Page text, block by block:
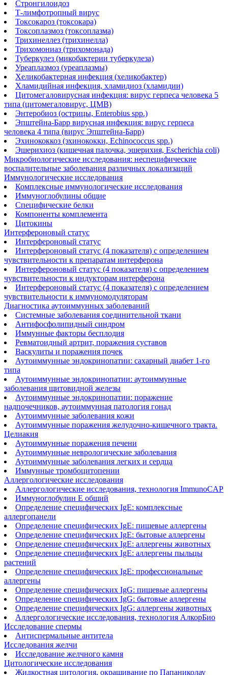
Стронгилоидоз
Т-лимфотропный вирус
Токсокароз (токсокара)
Токсоплазмоз (токсоплазма)
Трихинеллез (трихинелла)
Трихомониаз (трихомонада)
Туберкулез (микобактерии туберкулеза)
Уреаплазмоз (уреаплазмы)
Хеликобактерная инфекция (хеликобактер)
Хламидийная инфекция, хламидиоз (хламидии)
Цитомегаловирусная инфекция: вирус герпеса человека 5
типа (цитомегаловирус, ЦМВ)
Энтеробиоз (острицы, Enterobius spp.)
Эпштейна-Барр вирусная инфекция: вирус герпеса
человека 4 типа (вирус Эпштейна-Барр)
Эхинококкоз (эхинококки, Echinococcus spp.)
Эшерихиоз (кишечная палочка, эшерихия, Escherichia coli)
Микробиологические исследования: неспецифические
воспалительные заболевания различных локализаций
Иммунологические исследования
Комплексные иммунологические исследования
Иммуноглобулины общие
Специфические белки
Компоненты комплемента
Цитокины
Интерфероновый статус
Интерфероновый статус
Интерфероновый статус (4 показателя) с определением
чувствительности к препаратам интерферона
Интерфероновый статус (4 показателя) с определением
чувствительности к индукторам интерферона
Интерфероновый статус (4 показателя) с определением
чувствительности к иммуномодуляторам
Диагностика аутоиммунных заболеваний
Системные заболевания соединительной ткани
Антифосфолипидный синдром
Иммунные факторы бесплодия
Ревматоидный артрит, поражения суставов
Васкулиты и поражения почек
Аутоиммунные эндокринопатии: сахарный диабет 1-го
типа
Аутоиммунные эндокринопатии: аутоиммунные
заболевания щитовидной железы
Аутоиммунные эндокринопатии: поражение
надпочечников, аутоиммунная патология гонад
Аутоиммунные заболевания кожи
Аутоиммунные поражения желудочно-кишечного тракта.
Целиакия
Аутоиммунные поражения печени
Аутоиммунные неврологические заболевания
Аутоиммунные заболевания легких и сердца
Иммунные тромбоцитопении
Аллергологические исследования
Аллергологические исследования, технология ImmunoCAP
Иммуноглобулин Е общий
Определение специфических IgE: комплексные
аллергопанели
Определение специфических IgE: пищевые аллергены
Определение специфических IgE: бытовые аллергены
Определение специфических IgE: аллергены животных
Определение специфических IgE: аллергены пыльцы
растений
Определение специфических IgE: профессиональные
аллергены
Определение специфических IgG: пищевые аллергены
Определение специфических IgG: бытовые аллергены
Определение специфических IgG: аллергены животных
Аллергологические исследования, технология АлкорБио
Исследование спермы
Антиспермальные антитела
Исследования желчи
Исследование желчного камня
Цитологические исследования
Жидкостная цитология, окрашивание по Папаниколау